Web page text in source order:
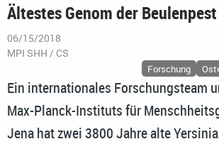
Ältestes Genom der
06/15/2018
MPI SHH / CS
Forschung
Ein internationales Forschungsteam
Max-Planck-Instituts für
Jena hat zwei 3800 Jahre alte